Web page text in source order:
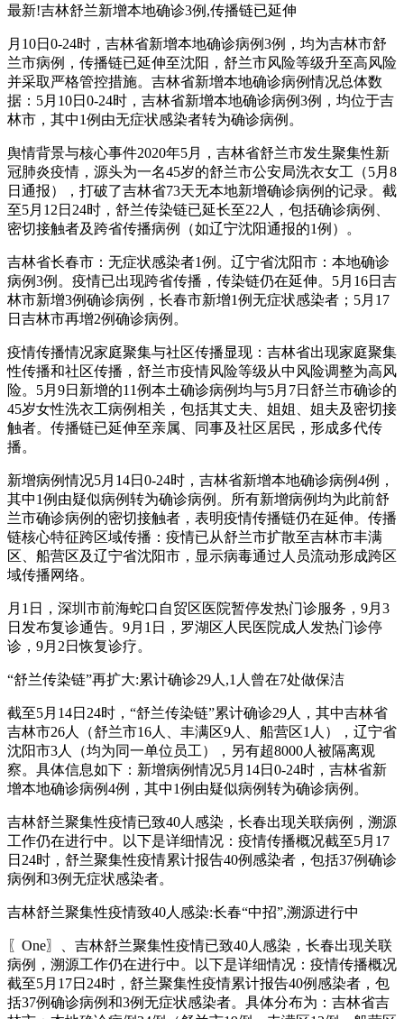
最新!吉林舒兰新增本地确诊3例,传播链已延伸
月10日0-24时，吉林省新增本地确诊病例3例，均为吉林市舒
兰市病例，传播链已延伸至沈阳，舒兰市风险等级升至高风险
并采取严格管控措施。吉林省新增本地确诊病例情况总体数
据：5月10日0-24时，吉林省新增本地确诊病例3例，均位于吉
林市，其中1例由无症状感染者转为确诊病例。
舆情背景与核心事件2020年5月，吉林省舒兰市发生聚集性新
冠肺炎疫情，源头为一名45岁的舒兰市公安局洗衣女工（5月8
日通报），打破了吉林省73天无本地新增确诊病例的记录。截
至5月12日24时，舒兰传染链已延长至22人，包括确诊病例、
密切接触者及跨省传播病例（如辽宁沈阳通报的1例）。
吉林省长春市：无症状感染者1例。辽宁省沈阳市：本地确诊
病例3例。疫情已出现跨省传播，传染链仍在延伸。5月16日吉
林市新增3例确诊病例，长春市新增1例无症状感染者；5月17
日吉林市再增2例确诊病例。
疫情传播情况家庭聚集与社区传播显现：吉林省出现家庭聚集
性传播和社区传播，舒兰市疫情风险等级从中风险调整为高风
险。5月9日新增的11例本土确诊病例均与5月7日舒兰市确诊的
45岁女性洗衣工病例相关，包括其丈夫、姐姐、姐夫及密切接
触者。传播链已延伸至亲属、同事及社区居民，形成多代传
播。
新增病例情况5月14日0-24时，吉林省新增本地确诊病例4例，
其中1例由疑似病例转为确诊病例。所有新增病例均为此前舒
兰市确诊病例的密切接触者，表明疫情传播链仍在延伸。传播
链核心特征跨区域传播：疫情已从舒兰市扩散至吉林市丰满
区、船营区及辽宁省沈阳市，显示病毒通过人员流动形成跨区
域传播网络。
月1日，深圳市前海蛇口自贸区医院暂停发热门诊服务，9月3
日发布复诊通告。9月1日，罗湖区人民医院成人发热门诊停
诊，9月2日恢复诊疗。
“舒兰传染链”再扩大:累计确诊29人,1人曾在7处做保洁
截至5月14日24时，“舒兰传染链”累计确诊29人，其中吉林省
吉林市26人（舒兰市16人、丰满区9人、船营区1人），辽宁省
沈阳市3人（均为同一单位员工），另有超8000人被隔离观
察。具体信息如下：新增病例情况5月14日0-24时，吉林省新
增本地确诊病例4例，其中1例由疑似病例转为确诊病例。
吉林舒兰聚集性疫情已致40人感染，长春出现关联病例，溯源
工作仍在进行中。以下是详细情况：疫情传播概况截至5月17
日24时，舒兰聚集性疫情累计报告40例感染者，包括37例确诊
病例和3例无症状感染者。
吉林舒兰聚集性疫情致40人感染:长春“中招”,溯源进行中
〖One〗、吉林舒兰聚集性疫情已致40人感染，长春出现关联
病例，溯源工作仍在进行中。以下是详细情况：疫情传播概况
截至5月17日24时，舒兰聚集性疫情累计报告40例感染者，包
括37例确诊病例和3例无症状感染者。具体分布为：吉林省吉